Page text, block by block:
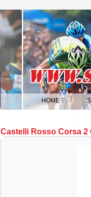
HOME |
Castelli Rosso Corsa 2